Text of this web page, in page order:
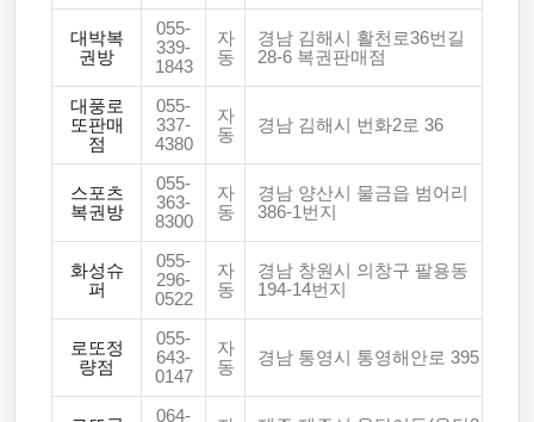
대박복
권방
055-
339-
1843
자
동
경남 김해시 활천로36번길
28-6 복권판매점
대풍로
또판매
점
055-
337-
4380
자
동
경남 김해시 번화2로 36
스포츠
복권방
055-
363-
8300
자
동
경남 양산시 물금읍 범어리
386-1번지
화성슈
퍼
055-
296-
0522
자
동
경남 창원시 의창구 팔용동
194-14번지
로또정
량점
055-
643-
0147
자
동
경남 통영시 통영해안로 395
064-